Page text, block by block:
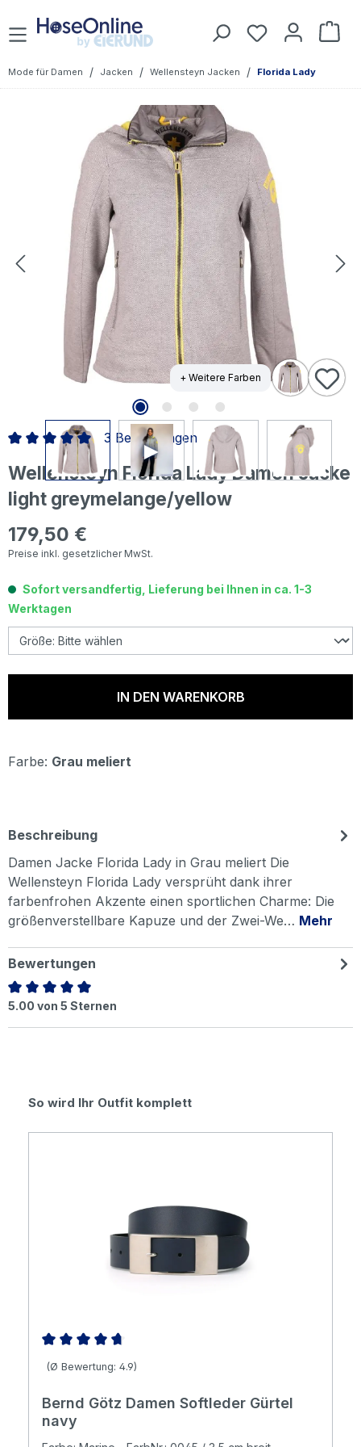
Zum Hauptinhalt springen Du hast 0
Mode für Damen / Jacken / Wellensteyn Jacken / Florida Lady
Bildergalerie überspringen
+ Weitere Farben
Wellensteyn Florida Lady Damen Jacke
light greymelange/yellow
Regulärer Preis:
179,50 €
Preise inkl. gesetzlicher MwSt.
Durchschnittliche Bewertung von 5 von 5 Sternen
3 Bewertungen
Sofort versandfertig, Lieferung bei Ihnen in ca. 1-3
Werktagen
IN DEN WARENKORB
Farbe: Grau meliert
Beschreibung
Damen Jacke Florida Lady in Grau meliert Die
Wellensteyn Florida Lady versprüht dank ihrer
farbenfrohen Akzente einen sportlichen Charme: Die
größenverstellbare Kapuze und der Zwei-We… Mehr
Bewertungen
Durchschnittliche Bewertung von 5 von 5 Sternen
5.00 von 5 Sternen
Produktgalerie überspringen
So wird Ihr Outfit komplett
Durchschnittliche Bewertung von 4.86 von 5 Sternen
(Ø Bewertung: 4.9)
Bernd Götz Damen Softleder Gürtel
navy